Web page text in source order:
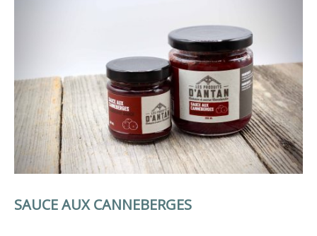
SAUCE AUX CANNEBERGES